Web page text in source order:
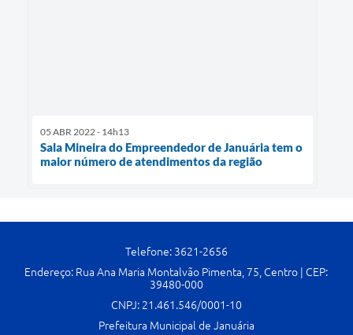
05 ABR 2022 - 14h13
Sala Mineira do Empreendedor de Januária tem o
maior número de atendimentos da região
Telefone: 3621-2656
Endereço: Rua Ana Maria Montalvão Pimenta, 75, Centro | CEP:
39480-000
CNPJ: 21.461.546/0001-10
Prefeitura Municipal de Januária